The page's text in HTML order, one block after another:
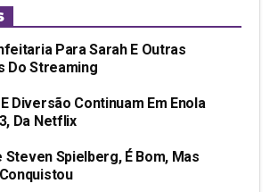
Para Sarah E Outras
Do Streaming
Diversão Continuam Em Enola
Da Netflix
Steven Spielberg, É Bom, Mas